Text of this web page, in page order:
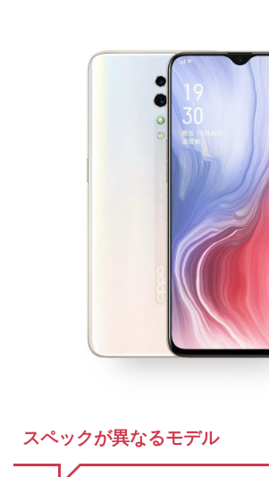
スペックが異なるモデル